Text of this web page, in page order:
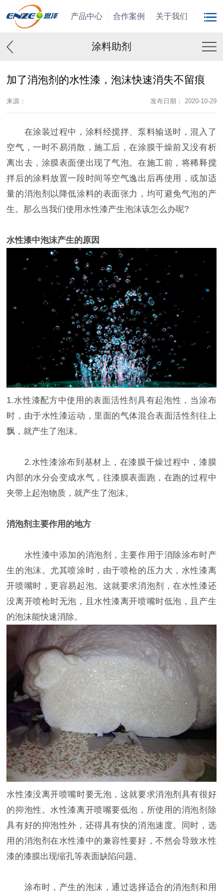
产品中心 合作案例 关于我们
涂料助剂
加了消泡剂的水性漆，泡沫快速消失不留痕
来源： 发布日期： 2020-10-29
在涂装过程中，涂料经搅拌、泵料输送时，混入了
空气，一时不易消散，施工后，在涂膜干燥前又没有析
离出去，涂膜表面便出现了气泡。在施工前，将稀释搅
拌后的涂料放置一段时间等空气逸出后再使用，或加适
量的消泡剂以降低涂料的表面张力，均可避免气泡的产
生。那么当我们使用水性漆产生泡沫该怎么办呢?
水性漆中泡沫产生的原因
1.水性漆配方中使用的表面活性剂具有起泡性，当涂布
时，由于水性漆运动，里面的气体混合表面活性剂往上
飘，就产生了泡沫。
2.水性漆涂布到基材上，在漆膜干燥过程中，漆膜
内部的水分会变成水气，往漆膜表面跑，在跑的过程中
夹带上起泡物质，就产生了泡沫。
消泡剂主要作用的地方
水性漆中添加的消泡剂，主要作用于消除涂布时产
生的泡沫。尤其喷涂时，由于喷枪的压力大，水性漆离
开喷嘴时，更容易起泡。这就要求消泡剂，在水性漆还
没离开喷枪时无泡，且水性漆离开喷嘴时低泡，且产生
的泡沫能快速消除。
水性漆没离开喷嘴时要无泡，这就要求消泡剂具有很好
的抑泡性。水性漆离开喷嘴要低泡，所使用的消泡剂除
具有好的抑泡性外，还得具有快的消泡速度。同时，选
用的消泡剂在水性漆中的兼容性要好，不然会导致水性
漆的漆膜出现缩孔等表面缺陷问题。
涂布时，产生的泡沫，通过选择适合的消泡剂和用